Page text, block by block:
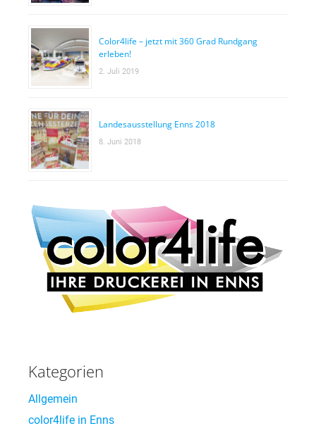
Color4life – jetzt mit 360 Grad Rundgang
erleben!
2. Juli 2019
Landesausstellung Enns 2018
8. Juni 2018
Kategorien
Allgemein
color4life in Enns